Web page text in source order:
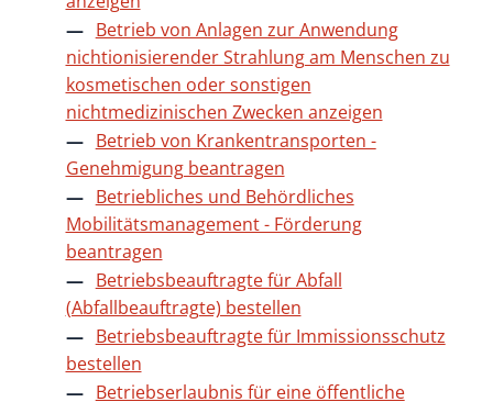
Betrieb von Anlagen zur Anwendung
nichtionisierender Strahlung am Menschen zu
kosmetischen oder sonstigen
nichtmedizinischen Zwecken anzeigen
Betrieb von Krankentransporten -
Genehmigung beantragen
Betriebliches und Behördliches
Mobilitätsmanagement - Förderung
beantragen
Betriebsbeauftragte für Abfall
(Abfallbeauftragte) bestellen
Betriebsbeauftragte für Immissionsschutz
bestellen
Betriebserlaubnis für eine öffentliche